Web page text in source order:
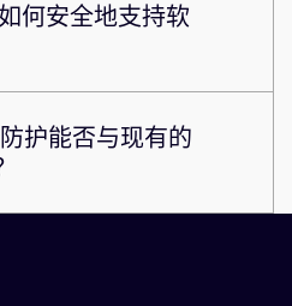
何安全地支持软
护能否与现有的